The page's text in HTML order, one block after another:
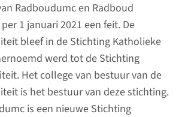
Radboudumc en Radboud
1 januari 2021 een feit. De
bleef in de Stichting Katholieke
werd tot de Stichting
Het college van bestuur van de
is het bestuur van deze stichting.
is een nieuwe Stichting
Plasschaert, Gerd
& Jan Brabers
jaar Radboud
in 101 beelden
van den Broek & Bea